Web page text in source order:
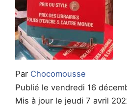
Par Chocomousse
Publié le vendredi 16
Mis à jour le jeudi 7 avril